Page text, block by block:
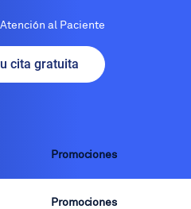
Atención al Paciente
cita gratuita
Promociones
Promociones